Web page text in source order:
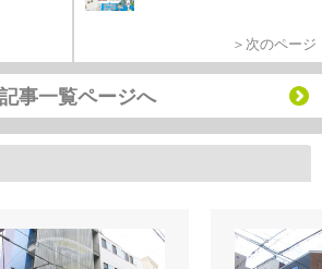
＞次のページ
記事一覧ページへ